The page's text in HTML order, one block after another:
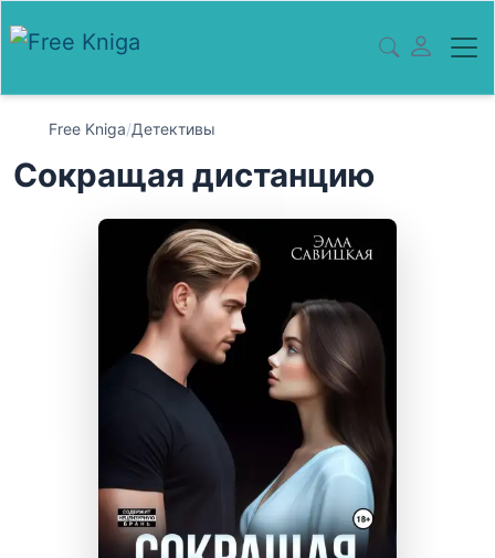
Free Kniga/Детективы
Сокращая дистанцию